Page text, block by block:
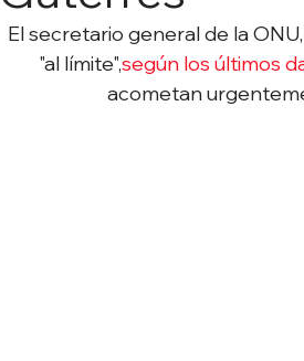
El secretario general de la
"al límite",según los últimos
acometan